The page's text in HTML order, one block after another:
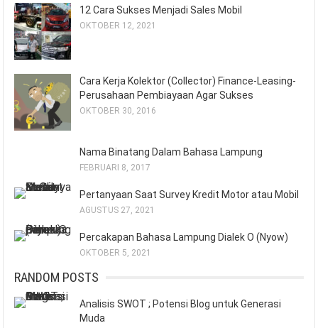
12 Cara Sukses Menjadi Sales Mobil
OKTOBER 12, 2021
Cara Kerja Kolektor (Collector) Finance-Leasing-
Perusahaan Pembiayaan Agar Sukses
OKTOBER 30, 2016
Nama Binatang Dalam Bahasa Lampung
FEBRUARI 8, 2017
Pertanyaan Saat Survey Kredit Motor atau Mobil
AGUSTUS 27, 2021
Percakapan Bahasa Lampung Dialek O (Nyow)
OKTOBER 5, 2021
RANDOM POSTS
Analisis SWOT ; Potensi Blog untuk Generasi
Muda